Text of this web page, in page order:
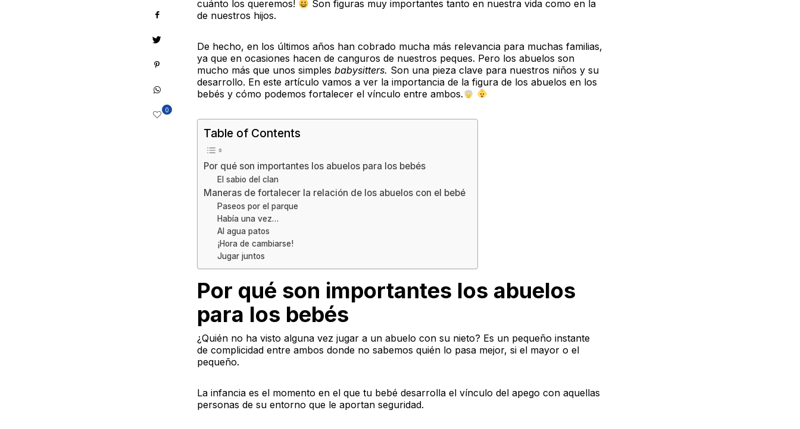
cuánto los queremos!
Son figuras muy importantes tanto en nuestra vida como en la
de nuestros hijos.
De hecho, en los últimos años han cobrado mucha más relevancia para muchas familias,
ya que en ocasiones hacen de canguros de nuestros peques. Pero los abuelos son
mucho más que unos simples babysitters. Son una pieza clave para nuestros niños y su
desarrollo. En este artículo vamos a ver la importancia de la figura de los abuelos en los
bebés y cómo podemos fortalecer el vínculo entre ambos.
Table of Contents
Por qué son importantes los abuelos para los bebés
El sabio del clan
Maneras de fortalecer la relación de los abuelos con el bebé
Paseos por el parque
Había una vez…
Al agua patos
¡Hora de cambiarse!
Jugar juntos
Por qué son importantes los abuelos
para los bebés
¿Quién no ha visto alguna vez jugar a un abuelo con su nieto? Es un pequeño instante
de complicidad entre ambos donde no sabemos quién lo pasa mejor, si el mayor o el
pequeño.
La infancia es el momento en el que tu bebé desarrolla el vínculo del apego con aquellas
personas de su entorno que le aportan seguridad.
0